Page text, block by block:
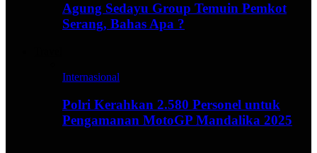
Agung Sedayu Group Temuin Pemkot
Serang, Bahas Apa ?
Internasional
Polri Kerahkan 2.580 Personel untuk
Pengamanan MotoGP Mandalika 2025